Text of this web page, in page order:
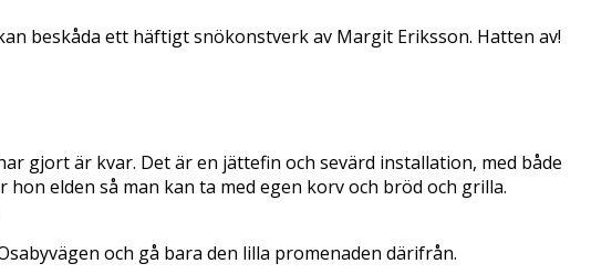
beskåda ett häftigt snökonstverk av Margit Eriksson. Hatten av!
gjort är kvar. Det är en jättefin och sevärd installation, med både
elden så man kan ta med egen korv och bröd och grilla.
och gå bara den lilla promenaden därifrån.